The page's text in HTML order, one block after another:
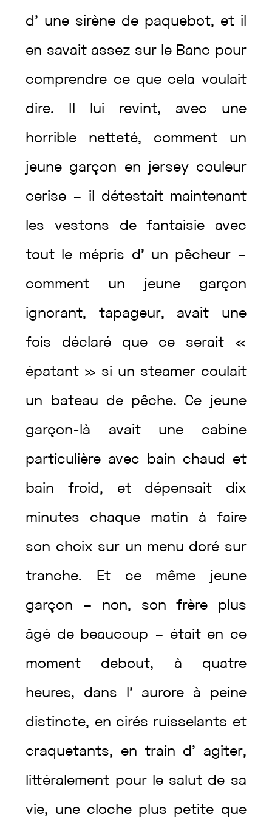
d’ une sirène de paquebot, et il
en savait assez sur le Banc pour
comprendre ce que cela voulait
dire. lui revint, avec une
horrible netteté, comment un
jeune garçon en jersey couleur
cerise – il détestait maintenant
les vestons defantaisie avec
tout le mépris d’ un pêcheur –
comment un jeune garçon
ignorant, tapageur, avait une
fois déclaré que ce serait «
épatant » si un steamer coulait
un bateau de pêche. Ce jeune
garçon-là avait une cabine
particulière avec bain chaud et
bain froid, et dépensait dix
minutes chaque matin à faire
son choix sur un menu doré sur
tranche. Et ce même jeune
garçon – non, sonfrère plus
âgé de beaucoup – était en ce
moment debout, à quatre
heures, dans l’ aurore à peine
distincte, en cirés ruisselants et
craquetants, entrain d’ agiter,
littéralement pour le salut de sa
vie, une cloche plus petite que